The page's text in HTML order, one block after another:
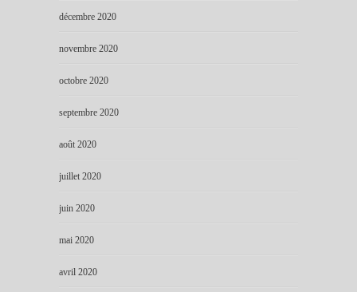
décembre 2020
novembre 2020
octobre 2020
septembre 2020
août 2020
juillet 2020
juin 2020
mai 2020
avril 2020